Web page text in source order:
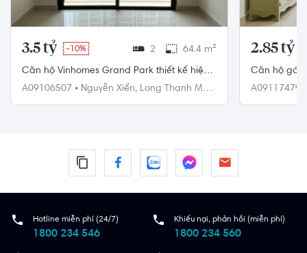
3.5 tỷ -10% 2 64.4 m²
Căn hộ Vinhomes Grand Park thiết kế hiện
đại, nội thất cơ bản.
A09106507 • Nguyễn Xiển, Long Thạnh Mỹ,
2.85 tỷ
Căn hộ góc
nội thất
A09117479
Hotline miễn phí (24/7)
1800 234 546
Khiếu nại, phản hồi (miễn phí)
1800 234 560